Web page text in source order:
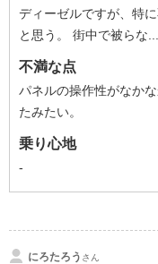
ディーゼルですが、特
と思う。 街中で被らな...
不満な点
パネルの操作性がなか
たみたい。
乗り心地
-
にろたろう さん